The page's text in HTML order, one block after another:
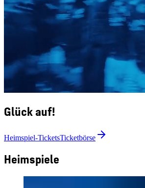
Glück auf!
Heimspiel-TicketsTicketbörse
Heimspiele